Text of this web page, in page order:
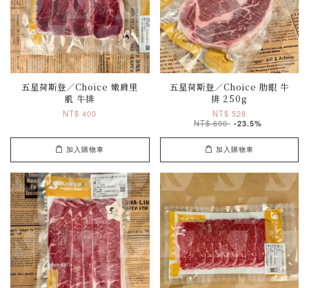
五星荷斯登／Choice 嫩肩里
肌 牛排
NT$ 400
加入購物車
五星荷斯登／Choice 肋眼 牛
排 250g
NT$ 528
NT$ 690 -23.5%
加入購物車